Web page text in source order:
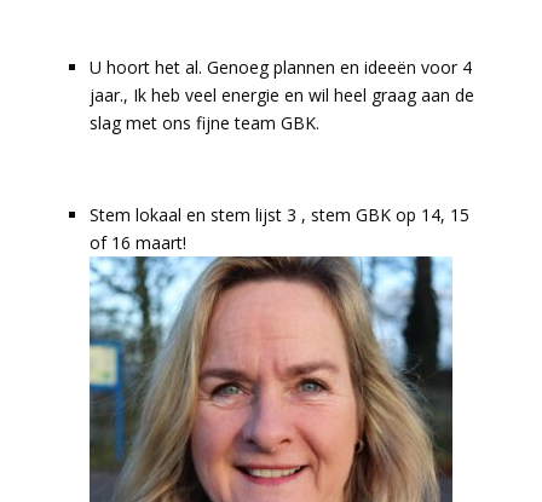
U hoort het al. Genoeg plannen en ideeën voor 4
jaar., Ik heb veel energie en wil heel graag aan de
slag met ons fijne team GBK.
Stem lokaal en stem lijst 3 , stem GBK op 14, 15
of 16 maart!